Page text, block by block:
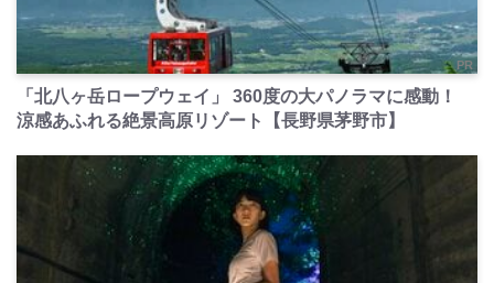
PR
「北八ヶ岳ロープウェイ」 360度の大パノラマに感動！
涼感あふれる絶景高原リゾート【長野県茅野市】